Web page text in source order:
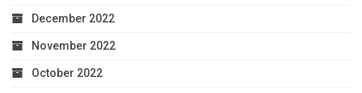
December 2022
November 2022
October 2022